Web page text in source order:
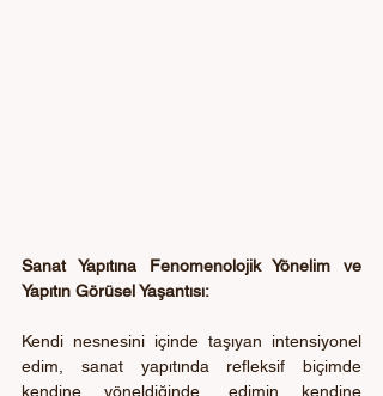
Sanat Yapıtına Fenomenolojik Yönelim ve
Yapıtın Görüsel Yaşantısı:
Kendi nesnesini içinde taşıyan intensiyonel
edim, sanat yapıtında refleksif biçimde
kendine yöneldiğinde, edimin kendine